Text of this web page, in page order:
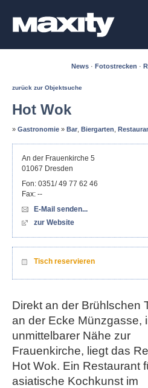
News · Fotostrecken ·
zurück zur Objektsuche
Hot Wok
» Gastronomie » Bar Biergarten
An der Frauenkirche 5
01067 Dresden
Fon: 0351/ 49 77 62 46
Fax: --
E-Mail senden...
zur Website
Tisch reservieren
Direkt an der Brühlschen
an der Ecke Münzgasse,
unmittelbarer Nähe zur
Frauenkirche, liegt das
Hot Wok. Ein Restaurant
asiatische Kochkunst im